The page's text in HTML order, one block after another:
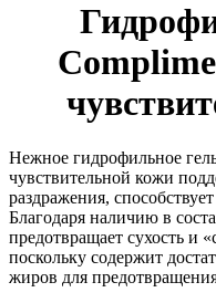
Нежное гидрофильное
чувствительной кожи
раздражения,
Благодаря наличию в
предотвращает сухость и
поскольку содержит
жиров для